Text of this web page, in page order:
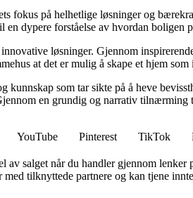
fokus på helhetlige løsninger og
en dypere forståelse av hvordan
løsninger. Gjennom
at det er mulig å skape et hjem
kunnskap som tar sikte på å heve
en grundig og narrativ
YouTube Pinterest TikTok
salget når du handler gjennom lenker
tilknyttede partnere og kan tjene